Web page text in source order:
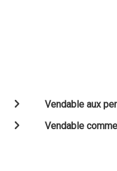
Vendable aux
Vendable